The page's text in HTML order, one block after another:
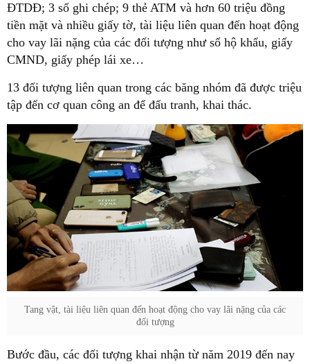
ĐTDĐ; 3 sổ ghi chép; 9 thẻ ATM và hơn 60 triệu đồng
tiền mặt và nhiều giấy tờ, tài liệu liên quan đến hoạt động
cho vay lãi nặng của các đối tượng như sổ hộ khẩu, giấy
CMND, giấy phép lái xe…
13 đối tượng liên quan trong các băng nhóm đã được triệu
tập đến cơ quan công an để đấu tranh, khai thác.
Tang vật, tài liệu liên quan đến hoạt động cho vay lãi nặng của các
đối tượng
Bước đầu, các đối tượng khai nhận từ năm 2019 đến nay